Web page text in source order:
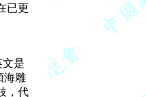
已更
是
海雕
，代